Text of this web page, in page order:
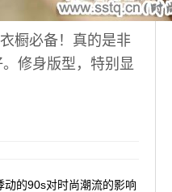
必备！真的是非
修身版型，特别显
动的90s对时尚潮流的影响